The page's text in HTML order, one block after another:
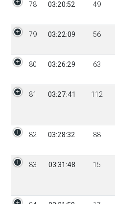
78 03:20:52 49
79 03:22:09 56
80 03:26:29 63
81 03:27:41 112
82 03:28:32 88
83 03:31:48 15